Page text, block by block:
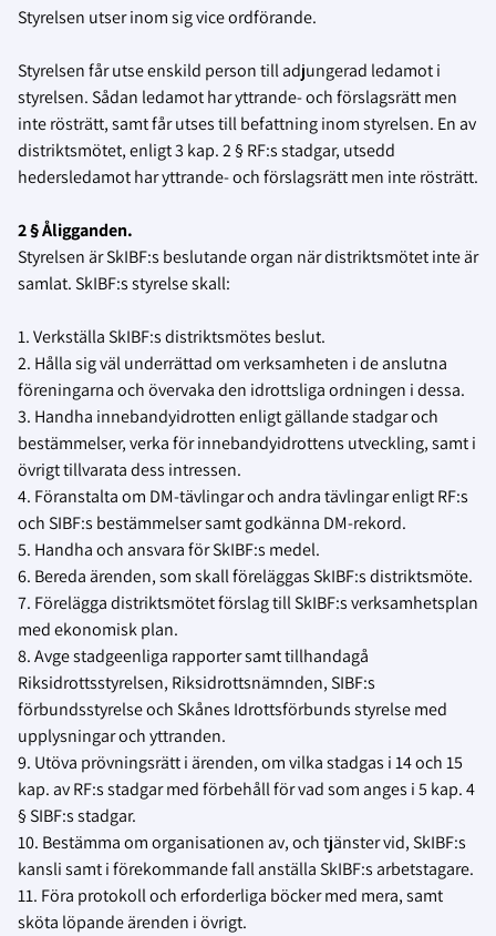
Styrelsen utser inom sig vice ordförande.
Styrelsen får utse enskild person till adjungerad ledamot i
styrelsen. Sådan ledamot har yttrande- och förslagsrätt men
inte rösträtt, samt får utses till befattning inom styrelsen. En av
distriktsmötet, enligt 3 kap. 2 § RF:s stadgar, utsedd
hedersledamot har yttrande- och förslagsrätt men inte rösträtt.
2 § Åligganden.
Styrelsen är SkIBF:s beslutande organ när distriktsmötet inte är
samlat. SkIBF:s styrelse skall:
1. Verkställa SkIBF:s distriktsmötes beslut.
2. Hålla sig väl underrättad om verksamheten i de anslutna
föreningarna och övervaka den idrottsliga ordningen i dessa.
3. Handha innebandyidrotten enligt gällande stadgar och
bestämmelser, verka för innebandyidrottens utveckling, samt i
övrigt tillvarata dess intressen.
4. Föranstalta om DM-tävlingar och andra tävlingar enligt RF:s
och SIBF:s bestämmelser samt godkänna DM-rekord.
5. Handha och ansvara för SkIBF:s medel.
6. Bereda ärenden, som skall föreläggas SkIBF:s distriktsmöte.
7. Förelägga distriktsmötet förslag till SkIBF:s verksamhetsplan
med ekonomisk plan.
8. Avge stadgeenliga rapporter samt tillhandagå
Riksidrottsstyrelsen, Riksidrottsnämnden, SIBF:s
förbundsstyrelse och Skånes Idrottsförbunds styrelse med
upplysningar och yttranden.
9. Utöva prövningsrätt i ärenden, om vilka stadgas i 14 och 15
kap. av RF:s stadgar med förbehåll för vad som anges i 5 kap. 4
§ SIBF:s stadgar.
10. Bestämma om organisationen av, och tjänster vid, SkIBF:s
kansli samt i förekommande fall anställa SkIBF:s arbetstagare.
11. Föra protokoll och erforderliga böcker med mera, samt
sköta löpande ärenden i övrigt.